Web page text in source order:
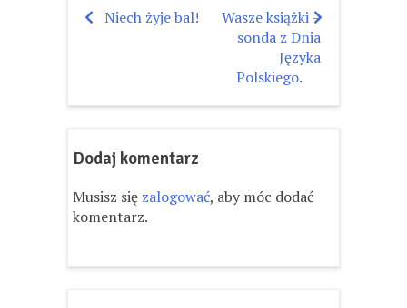
Nawigacja
Niech żyje bal!
Wasze książki –
sonda z Dnia
Języka
Polskiego.
Dodaj komentarz
Musisz się zalogować, aby móc dodać
komentarz.